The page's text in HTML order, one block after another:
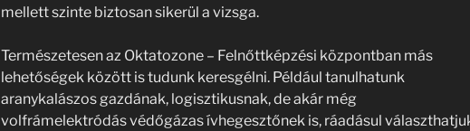
mellett szinte biztosan sikerül a vizsga.
Természetesen az Oktatozone – Felnőttképzési központban más
lehetőségek között is tudunk keresgélni. Például tanulhatunk
aranykalászos gazdának, logisztikusnak, de akár még
volfrámelektródás védőgázas ívhegesztőnek is, ráadásul